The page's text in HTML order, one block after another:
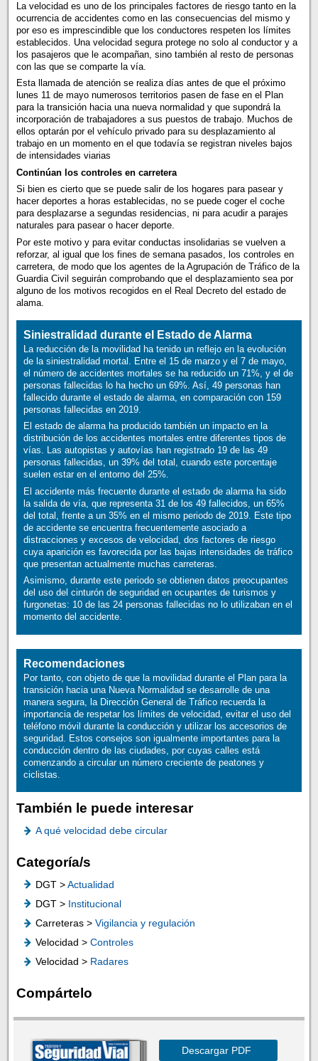
La velocidad es uno de los principales factores de riesgo tanto en la
ocurrencia de accidentes como en las consecuencias del mismo y
por eso es imprescindible que los conductores respeten los límites
establecidos. Una velocidad segura protege no solo al conductor y a
los pasajeros que le acompañan, sino también al resto de personas
con las que se comparte la vía.
Esta llamada de atención se realiza días antes de que el próximo
lunes 11 de mayo numerosos territorios pasen de fase en el Plan
para la transición hacia una nueva normalidad y que supondrá la
incorporación de trabajadores a sus puestos de trabajo. Muchos de
ellos optarán por el vehículo privado para su desplazamiento al
trabajo en un momento en el que todavía se registran niveles bajos
de intensidades viarias
Continúan los controles en carretera
Si bien es cierto que se puede salir de los hogares para pasear y
hacer deportes a horas establecidas, no se puede coger el coche
para desplazarse a segundas residencias, ni para acudir a parajes
naturales para pasear o hacer deporte.
Por este motivo y para evitar conductas insolidarias se vuelven a
reforzar, al igual que los fines de semana pasados, los controles en
carretera, de modo que los agentes de la Agrupación de Tráfico de la
Guardia Civil seguirán comprobando que el desplazamiento sea por
alguno de los motivos recogidos en el Real Decreto del estado de
alama.
Siniestralidad durante el Estado de Alarma
La reducción de la movilidad ha tenido un reflejo en la evolución
de la siniestralidad mortal. Entre el 15 de marzo y el 7 de mayo,
el número de accidentes mortales se ha reducido un 71%, y el de
personas fallecidas lo ha hecho un 69%. Así, 49 personas han
fallecido durante el estado de alarma, en comparación con 159
personas fallecidas en 2019.
El estado de alarma ha producido también un impacto en la
distribución de los accidentes mortales entre diferentes tipos de
vías. Las autopistas y autovías han registrado 19 de las 49
personas fallecidas, un 39% del total, cuando este porcentaje
suelen estar en el entorno del 25%.
El accidente más frecuente durante el estado de alarma ha sido
la salida de vía, que representa 31 de los 49 fallecidos, un 65%
del total, frente a un 35% en el mismo periodo de 2019. Este tipo
de accidente se encuentra frecuentemente asociado a
distracciones y excesos de velocidad, dos factores de riesgo
cuya aparición es favorecida por las bajas intensidades de tráfico
que presentan actualmente muchas carreteras.
Asimismo, durante este periodo se obtienen datos preocupantes
del uso del cinturón de seguridad en ocupantes de turismos y
furgonetas: 10 de las 24 personas fallecidas no lo utilizaban en el
momento del accidente.
Recomendaciones
Por tanto, con objeto de que la movilidad durante el Plan para la
transición hacia una Nueva Normalidad se desarrolle de una
manera segura, la Dirección General de Tráfico recuerda la
importancia de respetar los límites de velocidad, evitar el uso del
teléfono móvil durante la conducción y utilizar los accesorios de
seguridad. Estos consejos son igualmente importantes para la
conducción dentro de las ciudades, por cuyas calles está
comenzando a circular un número creciente de peatones y
ciclistas.
También le puede interesar
A qué velocidad debe circular
Categoría/s
DGT >Actualidad
DGT > Institucional
Carreteras > Vigilancia y regulación
Velocidad > Controles
Velocidad > Radares
Compártelo
Descargar PDF